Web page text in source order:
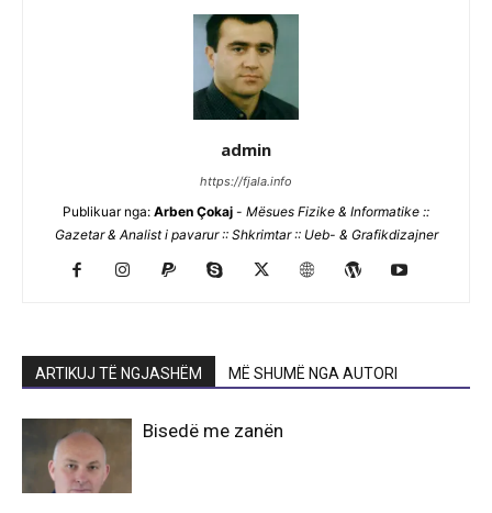
admin
https://fjala.info
Publikuar nga: Arben Çokaj - Mësues Fizike & Informatike ::
Gazetar & Analist i pavarur :: Shkrimtar :: Ueb- & Grafikdizajner
ARTIKUJ TË NGJASHËM MË SHUMË NGA AUTORI
Bisedë me zanën